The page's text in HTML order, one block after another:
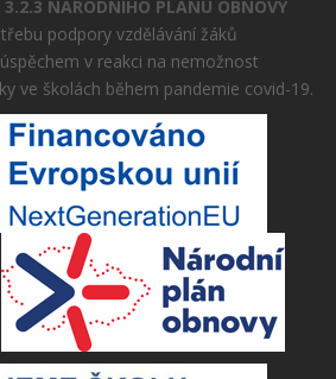
3.2.3 NÁRODNÍHO PLÁNU OBNOVY
podpory vzdělávání žáků
v reakci na nemožnost
ve školách během pandemie covid-19.